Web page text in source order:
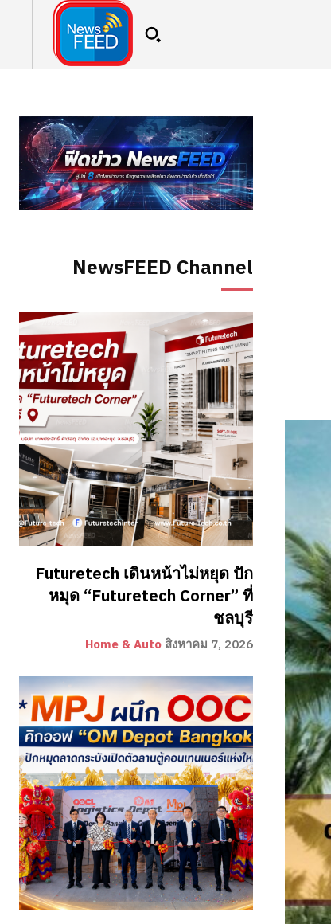
NewsFEED Channel
Futuretech เดินหน้าไม่หยุด ปัก
หมุด “Futuretech Corner” ที่
ชลบุรี
Home & Auto สิงหาคม 7, 2026